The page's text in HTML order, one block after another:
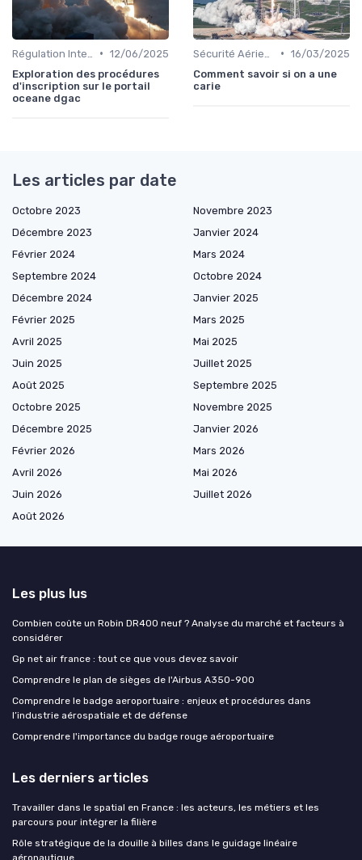
• 12/06/2025
Exploration des procédures
d'inscription sur le portail
oceane dgac
• 16/03/2025
Comment savoir si on a une
carie
Les articles par date
Octobre 2023
Novembre 2023
Décembre 2023
Janvier 2024
Février 2024
Mars 2024
Septembre 2024
Octobre 2024
Décembre 2024
Janvier 2025
Février 2025
Mars 2025
Avril 2025
Mai 2025
Juin 2025
Juillet 2025
Août 2025
Septembre 2025
Octobre 2025
Novembre 2025
Décembre 2025
Janvier 2026
Février 2026
Mars 2026
Avril 2026
Mai 2026
Juin 2026
Juillet 2026
Août 2026
Les plus lus
Combien coûte un Robin DR400 neuf ? Analyse du marché et facteurs à
considérer
Gp net air france : tout ce que vous devez savoir
Comprendre le plan de sièges de l'Airbus A350-900
Comprendre le badge aeroportuaire : enjeux et procédures dans
l’industrie aérospatiale et de défense
Comprendre l'importance du badge rouge aéroportuaire
Les derniers articles
Travailler dans le spatial en France : les acteurs, les métiers et les
parcours pour intégrer la filière
Rôle stratégique de la douille à billes dans le guidage linéaire
aéronautique